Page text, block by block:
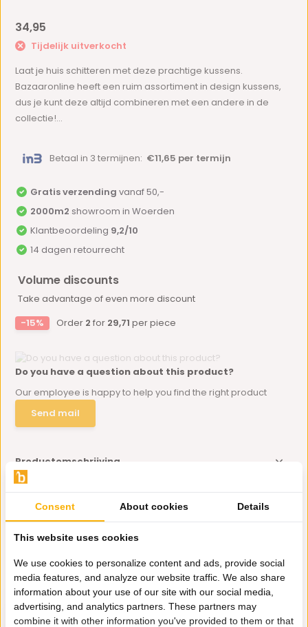
34,95
Tijdelijk uitverkocht
Laat je huis schitteren met deze prachtige kussens.
Bazaaronline heeft een ruim assortiment in design kussens,
dus je kunt deze altijd combineren met een andere in de
collectie!...
Betaal in 3 termijnen: €11,65 per termijn
Gratis verzending vanaf 50,-
2000m2 showroom in Woerden
Klantbeoordeling 9,2/10
14 dagen retourrecht
Volume discounts
Take advantage of even more discount
-15%
Order 2 for 29,71 per piece
Do you have a question about this product?
Our employee is happy to help you find the right product
Send mail
Productomschrijving
Specificaties
Delen
Eerder bekeken door jou
Consent About cookies Details
This website uses cookies
We use cookies to personalize content and ads, provide social
media features, and analyze our website traffic. We also share
information about your use of our site with our social media,
advertising, and analytics partners. These partners may
combine it with other information you've provided to them or that